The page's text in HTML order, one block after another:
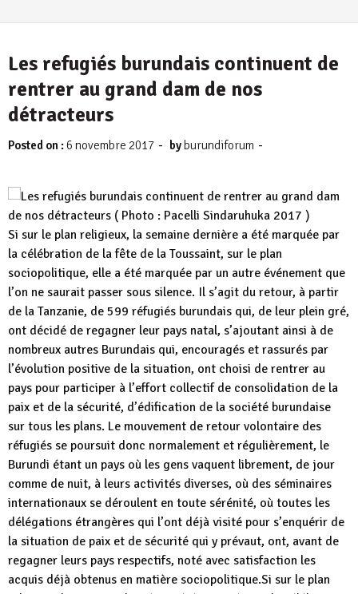
Les refugiés burundais continuent de
rentrer au grand dam de nos
détracteurs
Posted on :6 novembre 2017 - by burundiforum -
Si sur le plan religieux, la semaine dernière a été marquée par
la célébration de la fête de la Toussaint, sur le plan
sociopolitique, elle a été marquée par un autre événement que
l’on ne saurait passer sous silence. Il s’agit du retour, à partir
de la Tanzanie, de 599 réfugiés burundais qui, de leur plein gré,
ont décidé de regagner leur pays natal, s’ajoutant ainsi à de
nombreux autres Burundais qui, encouragés et rassurés par
l’évolution positive de la situation, ont choisi de rentrer au
pays pour participer à l’effort collectif de consolidation de la
paix et de la sécurité, d’édification de la société burundaise
sur tous les plans. Le mouvement de retour volontaire des
réfugiés se poursuit donc normalement et régulièrement, le
Burundi étant un pays où les gens vaquent librement, de jour
comme de nuit, à leurs activités diverses, où des séminaires
internationaux se déroulent en toute sérénité, où toutes les
délégations étrangères qui l’ont déjà visité pour s’enquérir de
la situation de paix et de sécurité qui y prévaut, ont, avant de
regagner leurs pays respectifs, noté avec satisfaction les
acquis déjà obtenus en matière sociopolitique.Si sur le plan